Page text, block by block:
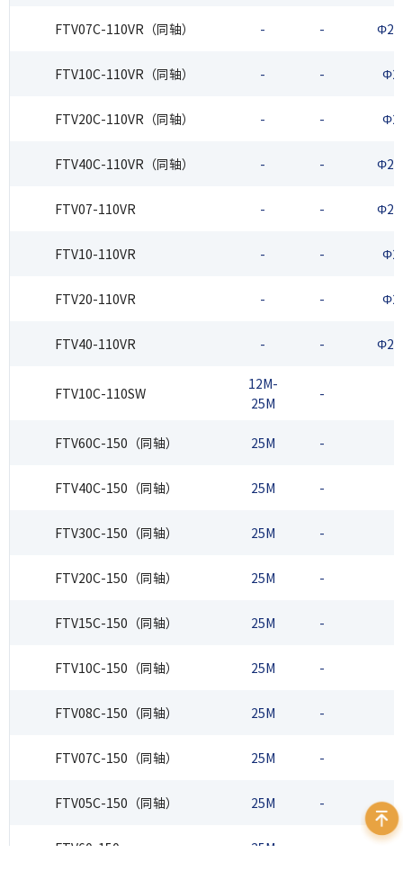
FTV07C-110VR（同轴） - -
FTV10C-110VR（同轴） - -
FTV20C-110VR（同轴） - -
FTV40C-110VR（同轴） - -
FTV07-110VR - -
FTV10-110VR - -
FTV20-110VR - -
FTV40-110VR - -
FTV10C-110SW
12M-
25M
-
FTV60C-150（同轴） 25M -
FTV40C-150（同轴） 25M -
FTV30C-150（同轴） 25M -
FTV20C-150（同轴） 25M -
FTV15C-150（同轴） 25M -
FTV10C-150（同轴） 25M -
FTV08C-150（同轴） 25M -
FTV07C-150（同轴） 25M -
FTV05C-150（同轴） 25M -
FTV60-150 25M